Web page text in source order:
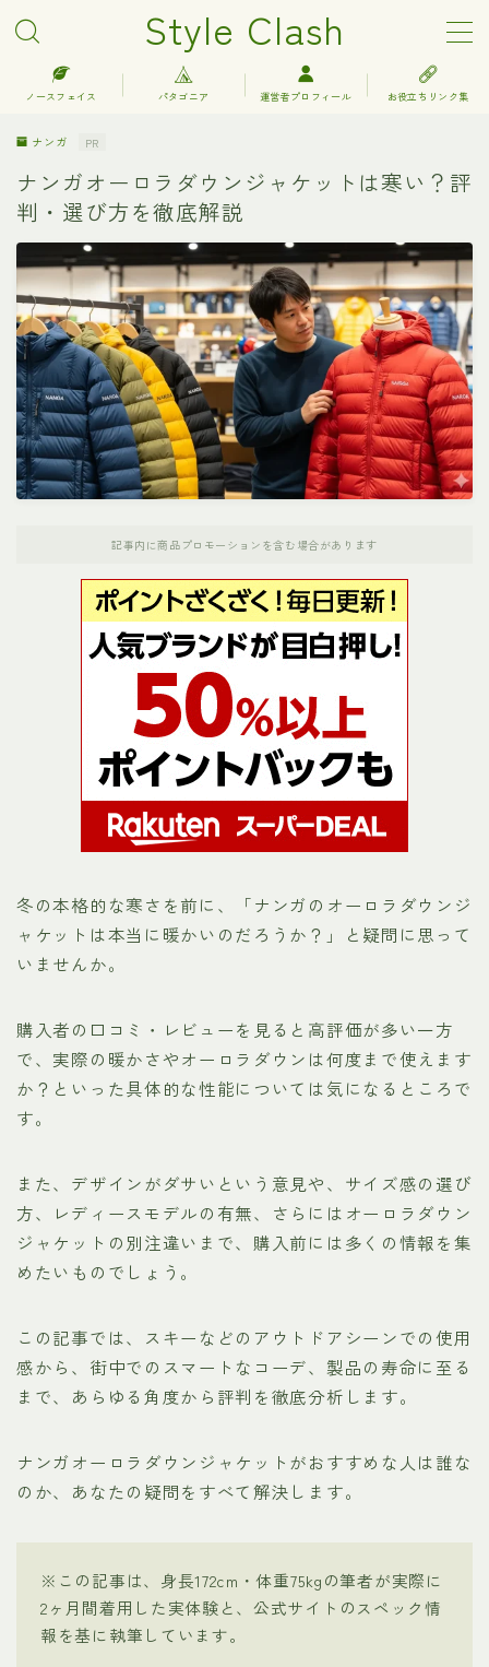
Style Clash
MENU
アークテリクス
エルエルビーン
キーン
グレゴリー
コロンビア
サロモン
パタゴニア
ホカオネオネ（HOKA）
ノースフェイス
運営者プロフィール
ノースフェイス パタゴニア 運営者プロフィール お役立ちリンク集
ナンガ PR
ナンガオーロラダウンジャケットは寒い？評
判・選び方を徹底解説
記事内に商品プロモーションを含む場合があります
冬の本格的な寒さを前に、「ナンガのオーロラダウンジ
ャケットは本当に暖かいのだろうか？」と疑問に思って
いませんか。
購入者の口コミ・レビューを見ると高評価が多い一方
で、実際の暖かさやオーロラダウンは何度まで使えます
か？といった具体的な性能については気になるところで
す。
また、デザインがダサいという意見や、サイズ感の選び
方、レディースモデルの有無、さらにはオーロラダウン
ジャケットの別注違いまで、購入前には多くの情報を集
めたいものでしょう。
この記事では、スキーなどのアウトドアシーンでの使用
感から、街中でのスマートなコーデ、製品の寿命に至る
まで、あらゆる角度から評判を徹底分析します。
ナンガオーロラダウンジャケットがおすすめな人は誰な
のか、あなたの疑問をすべて解決します。
※この記事は、身長172cm・体重75kgの筆者が実際に
2ヶ月間着用した実体験と、公式サイトのスペック情
報を基に執筆しています。